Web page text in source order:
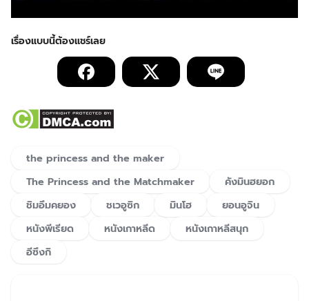
the princess and the maker
The Princess and the Matchmaker
คังมินฮยอก
ชิมอึมคยอง
ชเวอูซิก มินโฮ
ยอนอูจิน
หนังพีเรียด
หนังเกาหลีด
หนังเกาหลีสนุก
อีซึงกิ